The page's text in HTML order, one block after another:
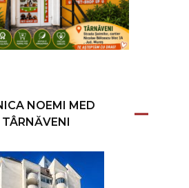
NOEMI MED
TÂRNĂVENI